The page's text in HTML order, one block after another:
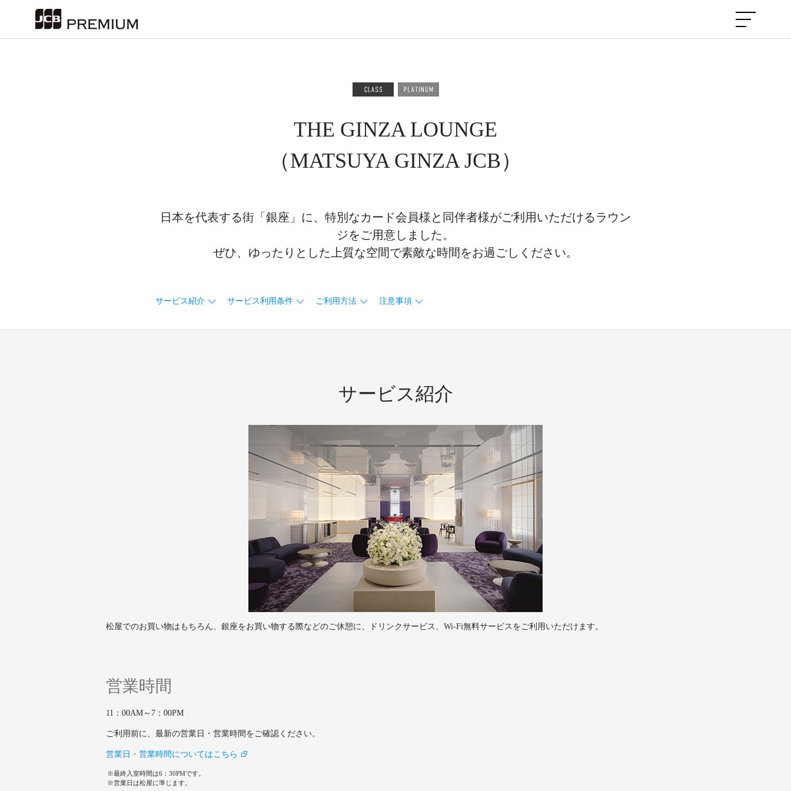
THE GINZA LOUNGE
（MATSUYA GINZA JCB）
日本を代表する街「銀座」に、特別なカード会員様と同伴者様がご利用いただけるラウン
ジをご用意しました。
ぜひ、ゆったりとした上質な空間で素敵な時間をお過ごしください。
サービス紹介 サービス利用条件 ご利用方法 注意事項
サービス紹介
松屋でのお買い物はもちろん、銀座をお買い物する際などのご休憩に、ドリンクサービス、Wi-Fi無料サービスをご利用いただけます。
営業時間
11：00AM～7：00PM
ご利用前に、最新の営業日・営業時間をご確認ください。
営業日・営業時間についてはこちら
最終入室時間は6：30PMです。
営業日は松屋に準じます。